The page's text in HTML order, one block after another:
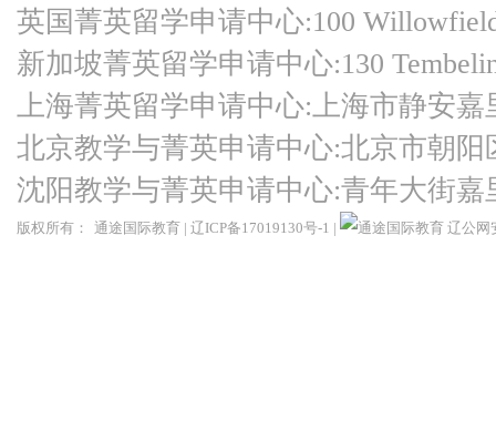
英国菁英留学申请中心:100
新加坡菁英留学申请中心:130
上海菁英留学申请中心:上海市静安嘉
北京教学与菁英申请中心:北京市朝
沈阳教学与菁英申请中心:青年大街
版权所有： 通途国际教育 | 辽ICP备17019130号-1 | 辽公网